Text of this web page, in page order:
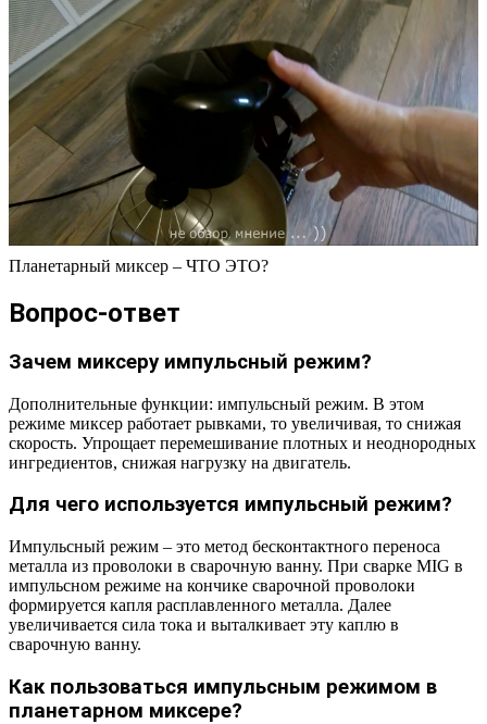
Планетарный миксер – ЧТО ЭТО?
Вопрос-ответ
Зачем миксеру импульсный режим?
Дополнительные функции: импульсный режим. В этом
режиме миксер работает рывками, то увеличивая, то снижая
скорость. Упрощает перемешивание плотных и неоднородных
ингредиентов, снижая нагрузку на двигатель.
Для чего используется импульсный режим?
Импульсный режим – это метод бесконтактного переноса
металла из проволоки в сварочную ванну. При сварке MIG в
импульсном режиме на кончике сварочной проволоки
формируется капля расплавленного металла. Далее
увеличивается сила тока и выталкивает эту каплю в
сварочную ванну.
Как пользоваться импульсным режимом в
планетарном миксере?